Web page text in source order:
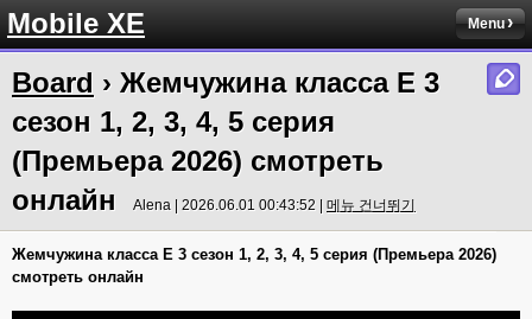
Mobile XE Menu
Board › Жемчужина класса Е 3
сезон 1, 2, 3, 4, 5 серия
(Премьера 2026) смотреть
онлайн
Alena | 2026.06.01 00:43:52 | 메뉴 건너뛰기
Жемчужина класса Е 3 сезон 1, 2, 3, 4, 5 серия (Премьера 2026)
смотреть онлайн